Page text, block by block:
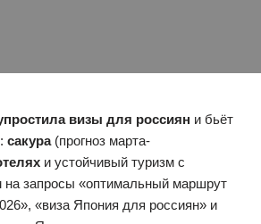
визы для россиян и бьёт
сакура(прогноз марта-
и устойчивый туризм с
запросы «оптимальный маршрут
«виза Япония для россиян» и